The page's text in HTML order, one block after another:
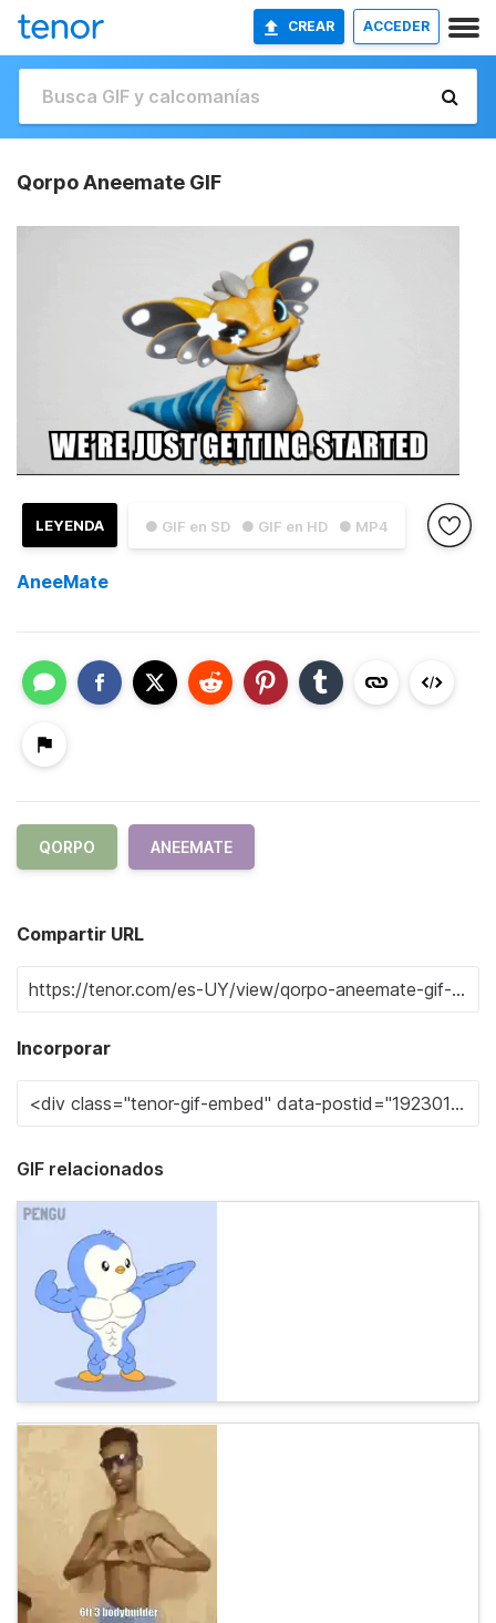
CREAR ACCEDER
Qorpo Aneemate GIF
● GIF en SD ● GIF en HD ● MP4
LEYENDA
AneeMate
QORPO ANEEMATE
Compartir URL
Incorporar
GIF relacionados